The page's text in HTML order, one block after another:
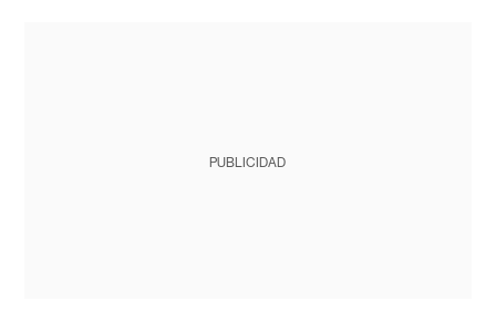
PUBLICIDAD